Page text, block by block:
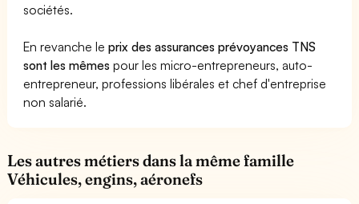
sociétés.
En revanche leprix des assurances prévoyances TNS
sont les mêmes pour les micro-entrepreneurs, auto-
entrepreneur, professions libérales et chef d'entreprise
non salarié.
Les autres métiers dans la même famille
Véhicules, engins, aéronefs